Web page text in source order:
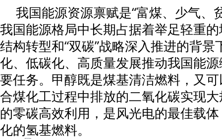
我国能源资源禀赋是“富煤、少气、
我国能源格局中长期占据着举足轻重
结构转型和“双碳”战略深入推进的背
化、低碳化、高质量发展推动我国能
要任务。甲醇既是煤基清洁燃料，又
合煤化工过程中排放的二氧化碳实现
的零碳高效利用，是风光电的最佳载
化的氢基燃料。